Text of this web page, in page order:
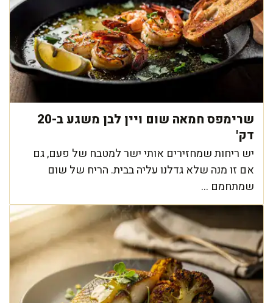
שרימפס חמאה שום ויין לבן משגע ב-20
דק'
יש ריחות שמחזירים אותי ישר למטבח של פעם, גם
אם זו מנה שלא גדלנו עליה בבית. הריח של שום
שמתחמם ...